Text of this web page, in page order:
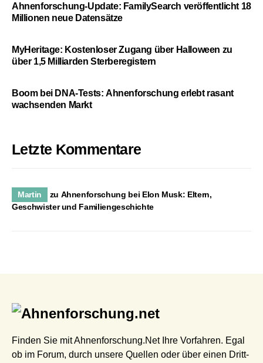
Ahnenforschung-Update: FamilySearch veröffentlicht 18
Millionen neue Datensätze
MyHeritage: Kostenloser Zugang über Halloween zu
über 1,5 Milliarden Sterberegistern
Boom bei DNA-Tests: Ahnenforschung erlebt rasant
wachsenden Markt
Letzte Kommentare
Martin zu Ahnenforschung bei Elon Musk: Eltern,
Geschwister und Familiengeschichte
Finden Sie mit Ahnenforschung.Net Ihre Vorfahren. Egal
ob im Forum, durch unsere Quellen oder über einen Dritt-